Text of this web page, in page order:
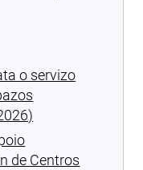
o servizo
de Centros